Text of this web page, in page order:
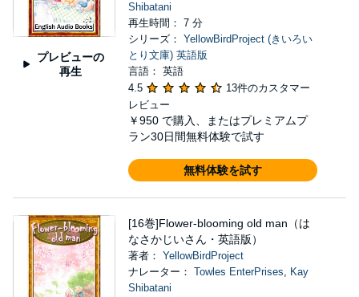
プレビューの
再生
Shibatani
再生時間： 7 分
シリーズ： YellowBirdProject (きいろい
とり文庫) 英語版
言語： 英語
4.5
13件のカスタマー
レビュー
￥950 で購入、またはプレミアムプ
ラン30日間無料体験で試す
無料体験を試す
[16巻]Flower-blooming old man（は
なさかじいさん・英語版）
著者： YellowBirdProject
ナレーター： Towles EnterPrises, Kay
Shibatani